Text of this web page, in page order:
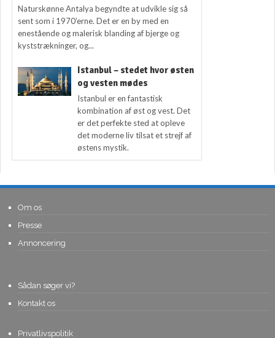
Naturskønne Antalya begyndte at udvikle sig så
sent som i 1970’erne. Det er en by med en
enestående og malerisk blanding af bjerge og
kyststrækninger, og...
Istanbul – stedet hvor østen
og vesten mødes
Istanbul er en fantastisk
kombination af øst og vest. Det
er det perfekte sted at opleve
det moderne liv tilsat et strejf af
østens mystik.
Om os
Presse
Annoncering
Sådan søger vi?
Kontakt os
Privatlivspolitik